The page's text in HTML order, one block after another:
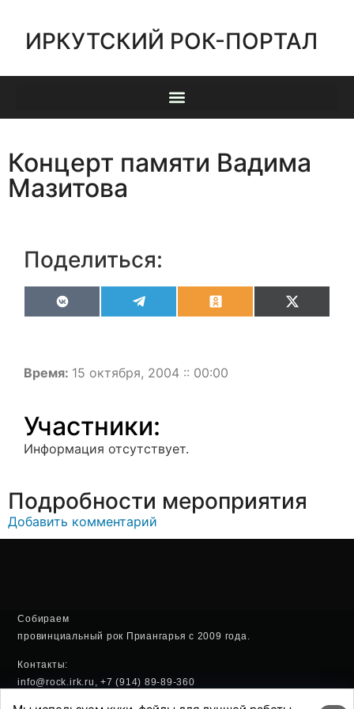
ИРКУТСКИЙ РОК-ПОРТАЛ
Концерт памяти Вадима
Мазитова
Поделиться:
VK OdnoklassnikiX
(Twitter)
Время: 15 октября, 2004 :: 00:00
Участники:
Информация отсутствует.
Подробности мероприятия
Добавить комментарий
Собираем
провинциальный рок Приангарья с 2009 года.
Контакты:
info@rock.irk.ru, +7 (914) 89-89-360